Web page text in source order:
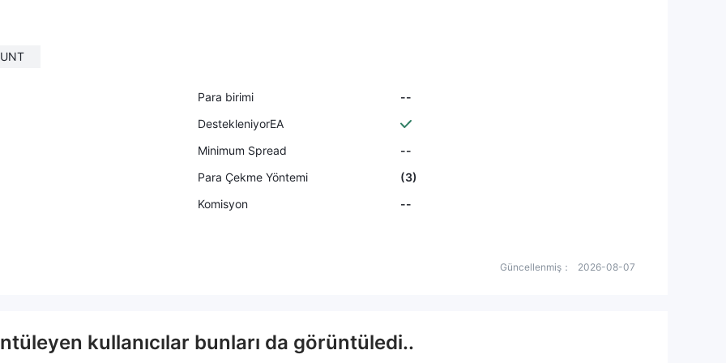
i decide to with
Swiss Markes beca
bank for so
50$. I have ma
i have made a co
t. After i wait for more than a mon
e returned to Swiss Markes beca
use their intermediary bank for so
from my account 50$. I have ma
de several calls, i have made a co
Para birimi
--
DestekleniyorEA
Minimum Spread
--
Para Çekme Yöntemi
(3)
Komisyon
--
Güncellenmiş： 2026-08-07
kullanıcılar bunları da görüntüledi..